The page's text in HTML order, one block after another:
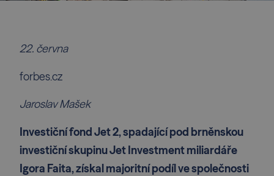
22. června
forbes.cz
Jaroslav Mašek
Investiční fond Jet 2, spadající pod brněnskou
investiční skupinu Jet Investment miliardáře
Igora Faita, získal majoritní podíl ve společnosti